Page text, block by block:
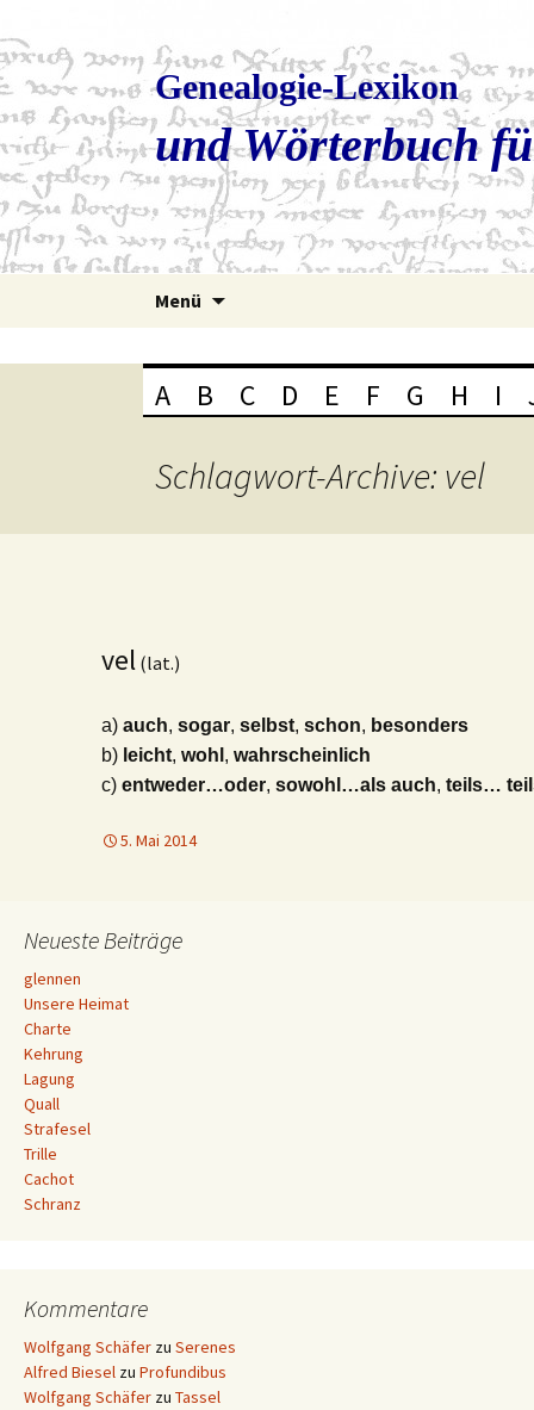
Genealogie-Lexikon
und Wörterbuch
Menü
A B C D E F G H I
Schlagwort-Archive: vel
vel (lat.)
a) auch, sogar, selbst, schon, besonders
b) leicht, wohl , wahrscheinlich
c) entweder…oder, sowohl…als auch, teils…
5. Mai 2014
Neueste Beiträge
glennen
Unsere Heimat
Charte
Kehrung
Lagung
Quall
Strafesel
Trille
Cachot
Schranz
Kommentare
Wolfgang Schäfer zu Serenes
Alfred Biesel zu Profundibus
Wolfgang Schäfer zu Tassel